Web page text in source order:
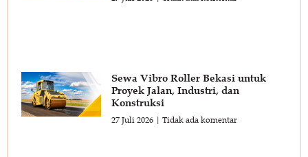
Sewa Vibro Roller Bekasi untuk
Proyek Jalan, Industri, dan
Konstruksi
27 Juli 2026 Tidak ada komentar